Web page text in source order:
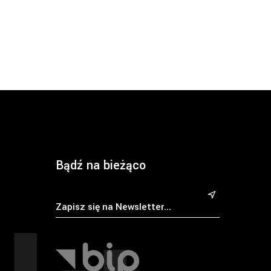
Bądź na bieżąco
&